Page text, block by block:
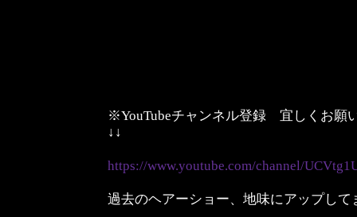
※YouTubeチャンネル登録 宜しくお願
↓↓
https://www.youtube.com/channel/
過去のヘアーショー、地味にアップして